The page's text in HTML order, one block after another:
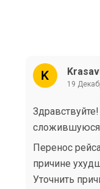
19
сложившуюся
Перенос
причине
Уточнить